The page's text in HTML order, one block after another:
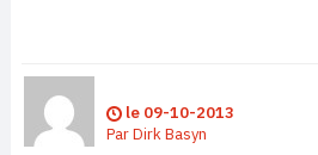
le 09-10-2013
ParDirk Basyn